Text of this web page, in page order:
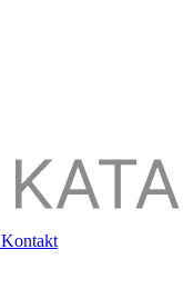
Kontakt